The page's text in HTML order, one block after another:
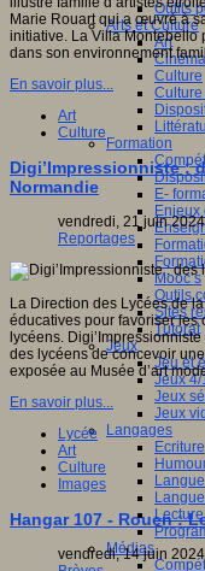
Outils
Arts et Culture
Art
Cinéma
Culture
Formation
E-
Enjeux
Mooc’s
Outils
Sites
Tutorat
Jeux
Jeu et
Jeux
Jeux
Jeux
Langages
Ecriture
Lecture
Médias
Marie Rouart qui a œuvré à
initiative. La Villa Montebello
dans son environnement
En savoir plus...
Art
Culture
Digi’Impressionniste :
Normandie
vendredi, 21 juin 2024
Reportages
La Direction des Lycées de
éducatives pour favoriser les
lycéens.
des lycéens de concevoir
exposée au Musée d’art
En savoir plus...
Lycée
Art
Culture
Images
Hangar 107 - Rouen :
vendredi, 14 juin 2024